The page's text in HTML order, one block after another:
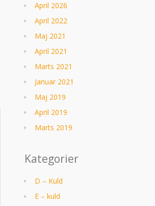
April 2026
April 2022
Maj 2021
April 2021
Marts 2021
Januar 2021
Maj 2019
April 2019
Marts 2019
Kategorier
D – Kuld
E – kuld